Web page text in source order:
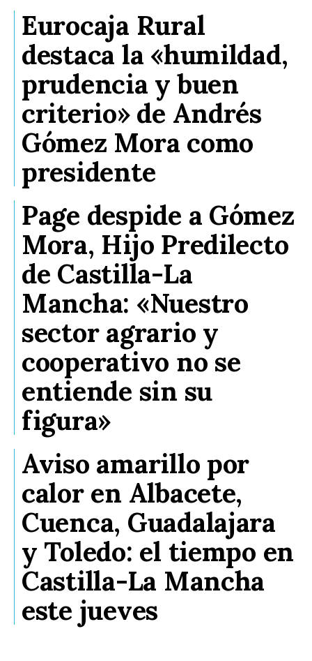
Eurocaja Rural
destaca la «humildad,
prudencia y buen
criterio» de Andrés
Gómez Mora como
presidente
Page despide a Gómez
Mora, Hijo Predilecto
de Castilla-La
Mancha: «Nuestro
sector agrario y
cooperativo no se
entiende sin su
figura»
Aviso amarillo por
calor en Albacete,
Cuenca, Guadalajara
y Toledo: el tiempo en
Castilla-La Mancha
este jueves